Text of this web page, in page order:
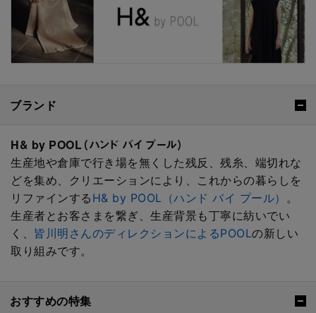
ブランド
H& by POOL（ハンド バイ プール）
生産地や倉庫で行き場を無くした残反、残糸、端切れな
どを集め、クリエーションにより、これからの暮らしを
リファインする H& by POOL（ハンド バイ プール）
。
生産者とお客さまを繋ぎ、生産背景も丁寧に紡いでい
く、 皆川明さんのディレクションによるPOOLの新しい
取り組みです。
おすすめの特集